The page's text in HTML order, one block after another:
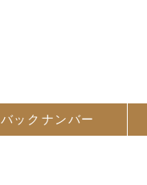
バック ナンバー